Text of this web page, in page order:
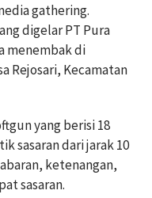
gathering.
digelar PT Pura
menembak di
Rejosari, Kecamatan
yang berisi 18
sasaran dari jarak 10
ketenangan,
sasaran.